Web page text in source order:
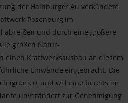
der Hainburger Au verkündete
Rosenburg im
abreißen und durch eine größere
großen Natur-
einen Kraftwerksausbau an diesem
Einwände eingebracht. Die
ignoriert und will eine bereits im
unverändert zur Genehmigung